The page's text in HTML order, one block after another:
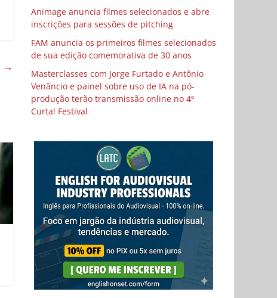
→
Animage anuncia filmes selecionados e abre
inscrições para sessões de pitching
FAM anuncia os primeiros filmes selecionados
de sua edição comemorativa de 30 anos
Masterclasses com Jorge Furtado e Antônio
Venâncio e painel sobre uso de IA na pó-
produção terão transmissão online no 4º
Curta! Festival